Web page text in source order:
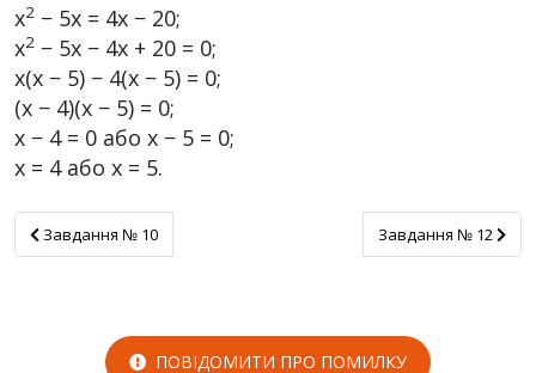
x2 − 5x = 4x − 20;
x2 − 5x − 4x + 20 = 0;
x(x − 5) − 4(x − 5) = 0;
(x − 4)(x − 5) = 0;
x − 4 = 0 або x − 5 = 0;
x = 4 або x = 5.
Завдання № 10
Завдання № 10 Завдання № 12
Завдання № 12
ПОВІДОМИТИ ПРО ПОМИЛКУ